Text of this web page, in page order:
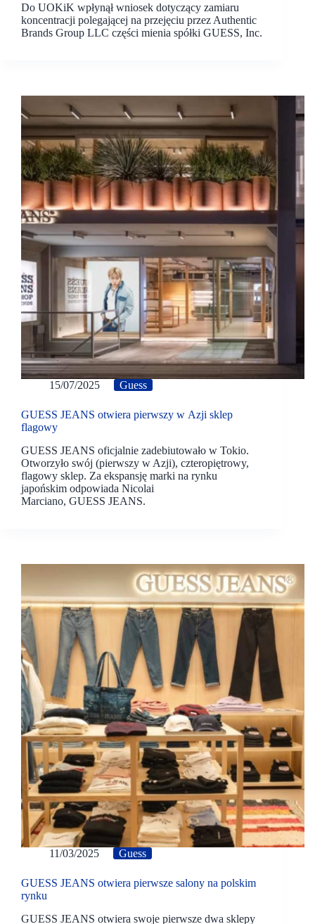
Do UOKiK wpłynął wniosek dotyczący zamiaru
koncentracji polegającej na przejęciu przez Authentic
Brands Group LLC części mienia spółki GUESS, Inc.
15/07/2025 Guess
GUESS JEANS otwiera pierwszy w Azji sklep
flagowy
GUESS JEANS oficjalnie zadebiutowało w Tokio.
Otworzyło swój (pierwszy w Azji), czteropiętrowy,
flagowy sklep. Za ekspansję marki na rynku
japońskim odpowiada Nicolai
Marciano, GUESS JEANS.
11/03/2025 Guess
GUESS JEANS otwiera pierwsze salony na polskim
rynku
GUESS JEANS otwiera swoje pierwsze dwa sklepy